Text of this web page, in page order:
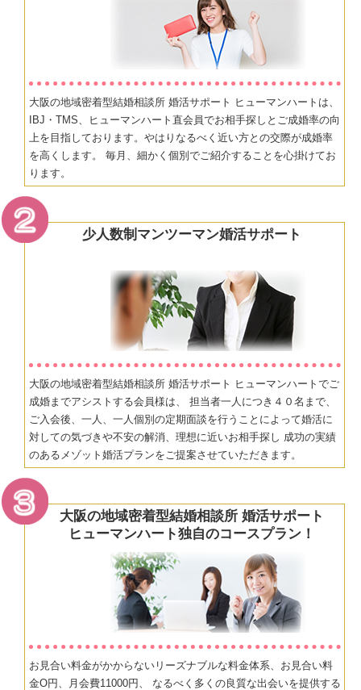
大阪の地域密着型結婚相談所 婚活サポート ヒューマンハートは、
IBJ・TMS、ヒューマンハート直会員でお相手探しとご成婚率の向
上を目指しております。やはりなるべく近い方との交際が成婚率
を高くします。 毎月、細かく個別でご紹介することを心掛けてお
ります。
少人数制マンツーマン婚活サポート
大阪の地域密着型結婚相談所 婚活サポート ヒューマンハートでご
成婚までアシストする会員様は、 担当者一人につき４０名まで、
ご入会後、一人、一人個別の定期面談を行うことによって婚活に
対しての気づきや不安の解消、理想に近いお相手探し 成功の実績
のあるメゾット婚活プランをご提案させていただきます。
大阪の地域密着型結婚相談所 婚活サポート
ヒューマンハート独自のコースプラン！
お見合い料金がかからないリーズナブルな料金体系、お見合い料
金O円、月会費11000円、 なるべく多くの良質な出会いを提供する